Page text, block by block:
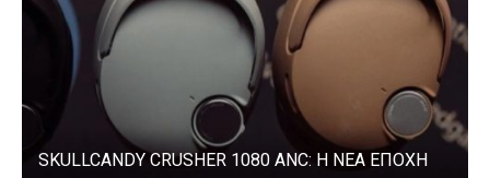
SKULLCANDY CRUSHER 1080 ANC: Η ΝΕΑ ΕΠΟΧΗ